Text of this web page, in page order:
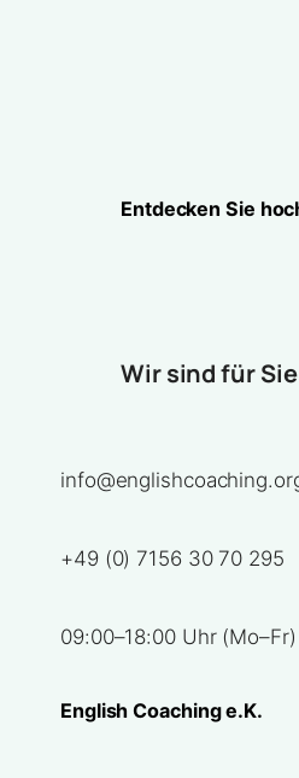
Entdecken Sie
Wir sind für
+49 (0) 7156 30 70 295
09:00–18:00 Uhr (Mo–Fr)
English Coaching e.K.